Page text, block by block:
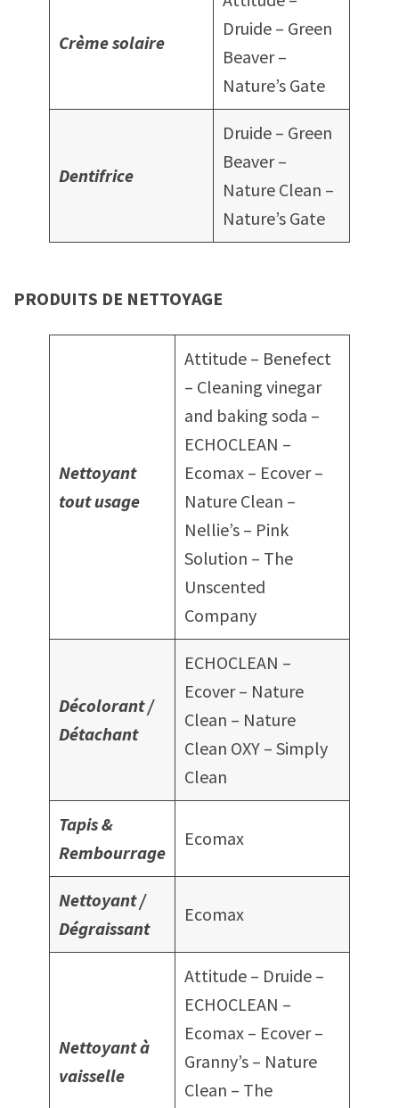
Crème solaire
Druide – Green
Beaver –
Nature’s Gate
Dentifrice
Druide – Green
Beaver –
Nature Clean –
Nature’s Gate
PRODUITS DE NETTOYAGE
Nettoyant
tout usage
Attitude – Benefect
– Cleaning vinegar
and baking soda –
ECHOCLEAN –
Ecomax – Ecover –
Nature Clean –
Nellie’s – Pink
Solution – The
Unscented
Company
Décolorant /
Détachant
ECHOCLEAN –
Ecover – Nature
Clean – Nature
Clean OXY – Simply
Clean
Tapis &
Rembourrage
Ecomax
Nettoyant /
Dégraissant
Ecomax
Nettoyant à
vaisselle
Attitude – Druide –
ECHOCLEAN –
Ecomax – Ecover –
Granny’s – Nature
Clean – The